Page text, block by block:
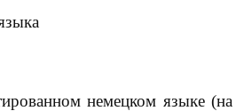
немецком языке (на